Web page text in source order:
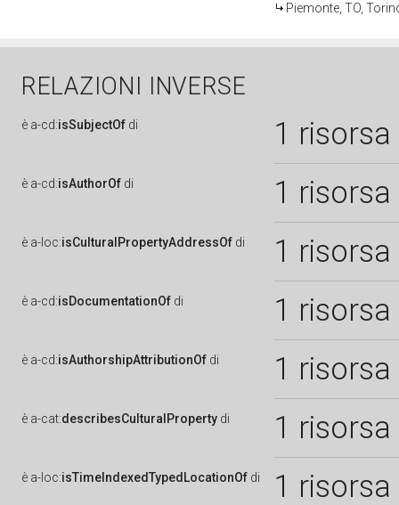
Piemonte, TO,
RELAZIONI INVERSE
è a-cd:isSubjectOf di 1 risorsa
è a-cd:isAuthorOf di 1 risorsa
è a-loc:isCulturalPropertyAddressOf di 1 risorsa
è a-cd:isDocumentationOf di 1 risorsa
è a-cd:isAuthorshipAttributionOf di 1 risorsa
è a-cat:describesCulturalProperty di 1 risorsa
è a-loc:isTimeIndexedTypedLocationOf di 1 risorsa